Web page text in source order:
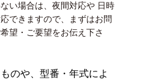
い場合は、夜間対応や 日時
できますので、まずはお問
望・ご要望をお伝え下さ
のや、型番・年式によ